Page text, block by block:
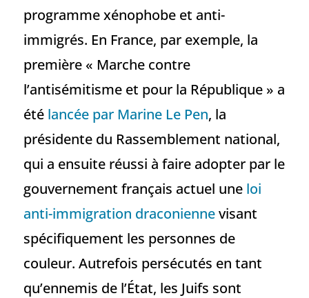
programme xénophobe et anti-
immigrés. En France, par exemple, la
première « Marche contre
l’antisémitisme et pour la République » a
été lancée par Marine Le Pen, la
présidente du Rassemblement national,
qui a ensuite réussi à faire adopter par le
gouvernement français actuel une loi
anti-immigration draconiennevisant
spécifiquement les personnes de
couleur. Autrefois persécutés en tant
qu’ennemis de l’État, les Juifs sont